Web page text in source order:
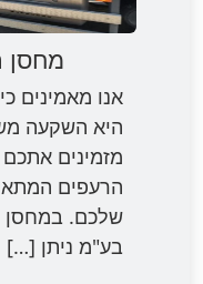
מחסן
אנו מאמינים
היא השקעה
מזמינים אתכם
הרעפים
שלכם. במחסן
בע"מ ניתן […]